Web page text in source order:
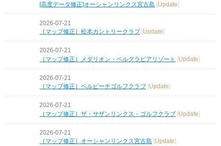
[高度データ修正]オーシャンリンクス宮古島 [Update]
2026-07-21
［マップ修正］松本カントリークラブ
Update
2026-07-21
［マップ修正］メダリオン・ベルグラビアリゾート
[Update]
2026-07-21
［マップ修正］ベルビーチゴルフクラブ [Update]
2026-07-21
［マップ修正］ザ・サザンリンクス・ゴルフクラブ [Update]
2026-07-21
［マップ修正］オーシャンリンクス宮古島 [Update]